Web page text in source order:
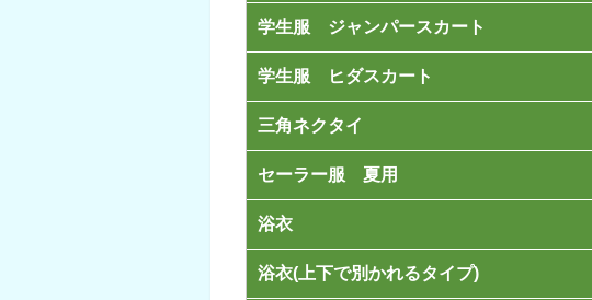
学生服 ジャンパースカート
学生服 ヒダスカート
三角ネクタイ
セーラー服 夏用
浴衣
浴衣(上下で別かれるタイプ)